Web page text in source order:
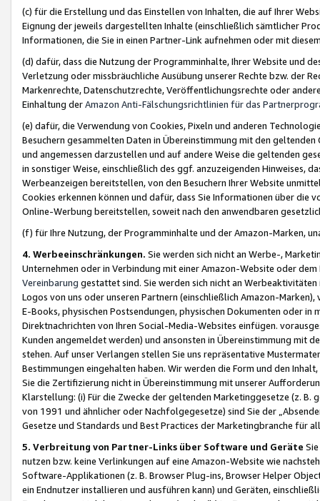
(c) für die Erstellung und das Einstellen von Inhalten, die auf Ihrer
Eignung der jeweils dargestellten Inhalte (einschließlich sämtlicher
Informationen, die Sie in einen Partner-Link aufnehmen oder mit
(d) dafür, dass die Nutzung der Programminhalte, Ihrer Website und
Verletzung oder missbräuchliche Ausübung unserer Rechte bzw. der
Markenrechte, Datenschutzrechte, Veröffentlichungsrechte oder
Einhaltung derAmazon Anti-Fälschungsrichtlinien für das
(e) dafür, die Verwendung von Cookies, Pixeln und anderen
Besuchern gesammelten Daten in Übereinstimmung mit den
und angemessen darzustellen und auf andere Weise die geltenden
in sonstiger Weise, einschließlich des ggf. anzuzeigenden Hinweises,
Werbeanzeigen bereitstellen, von den Besuchern Ihrer Website
Cookies erkennen können und dafür, dass Sie Informationen über die
Online-Werbung bereitstellen, soweit nach den anwendbaren
(f) für Ihre Nutzung, der Programminhalte und der Amazon-Marken,
4. Werbeeinschränkungen. Sie werden sich nicht an Werbe-,
Unternehmen oder in Verbindung mit einer Amazon-Website oder
Vereinbarung gestattet sind. Sie werden sich nicht an
Logos von uns oder unseren Partnern (einschließlich Amazon-
E-Books, physischen Postsendungen, physischen Dokumenten oder in
Direktnachrichten von Ihren Social-Media-Websites einfügen.
Kunden angemeldet werden) und ansonsten in Übereinstimmung mit
stehen. Auf unser Verlangen stellen Sie uns repräsentative
Bestimmungen eingehalten haben. Wir werden die Form und den
Sie die Zertifizierung nicht in Übereinstimmung mit unserer
Klarstellung: (i) Für die Zwecke der geltenden Marketinggesetze (z. B.
von 1991 und ähnlicher oder Nachfolgegesetze) sind Sie der
Gesetze und Standards und Best Practices der Marketingbranche für
5. Verbreitung von Partner-Links über Software und Geräte
nutzen bzw. keine Verlinkungen auf eine Amazon-Website wie
Software-Applikationen (z. B. Browser Plug-ins, Browser Helper
ein Endnutzer installieren und ausführen kann) und Geräten,